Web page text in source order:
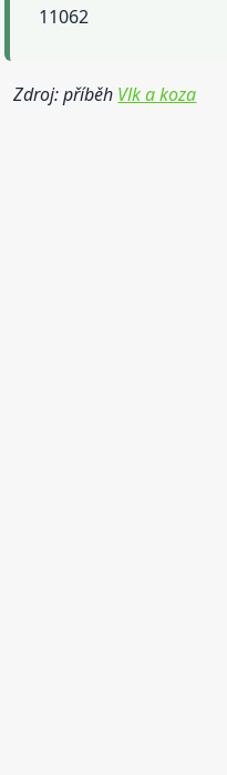
11062
Zdroj: příběh Vlk a koza